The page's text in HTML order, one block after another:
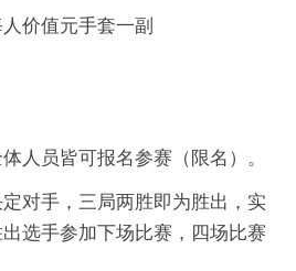
价值元手套一副
人员皆可报名参赛（限名）。
对手，三局两胜即为胜出，实
选手参加下场比赛，四场比赛